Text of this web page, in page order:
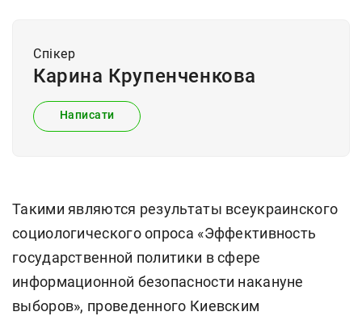
Спiкер
Карина Крупенченкова
Написати
Такими являются результаты всеукраинского
социологического опроса «Эффективность
государственной политики в сфере
информационной безопасности накануне
выборов», проведенного Киевским